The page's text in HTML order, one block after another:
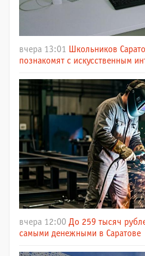
вчера 13:01
Школьников
познакомят с искусственным
вчера 12:00 До 259 тысяч
самыми денежными в Саратове